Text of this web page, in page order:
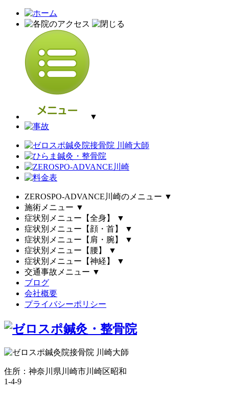
▼
ZEROSPO-ADVANCE川崎のメニュー ▼
施術メニュー ▼
症状別メニュー【全身】
▼
症状別メニュー【顔・首】
▼
症状別メニュー【肩・腕】
▼
症状別メニュー【腰】
▼
症状別メニュー【神経】
▼
交通事故メニュー ▼
ブログ
会社概要
プライバシーポリシー
住所：神奈川県川崎市川崎区昭和
1-4-9